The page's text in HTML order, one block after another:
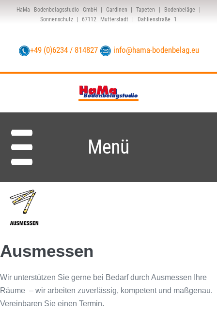
HaMa Bodenbelagsstudio GmbH | Gardinen | Tapeten | Bodenbeläge |
Sonnenschutz | 67112 Mutterstadt | Dahlienstraße 1
+49 (0)6234 / 814827 info@hama-bodenbelag.eu
Menü
Ausmessen
Wir unterstützen Sie gerne bei Bedarf durch Ausmessen Ihre
Räume – wir arbeiten zuverlässig, kompetent und maßgenau.
Vereinbaren Sie einen Termin.